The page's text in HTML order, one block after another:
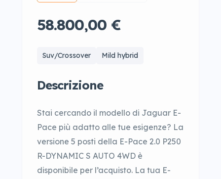
58.800,00 €
Suv/Crossover Mild hybrid
Descrizione
Stai cercando il modello di Jaguar E-
Pace più adatto alle tue esigenze? La
versione 5 posti della E-Pace 2.0 P250
R-DYNAMIC S AUTO 4WD è
disponibile per l’acquisto. La tua E-